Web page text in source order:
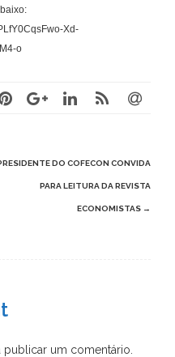
Xd-
o
DO COFECON CONVIDA
PARA LEITURA DA REVISTA
ECONOMISTAS →
publicar um comentário.